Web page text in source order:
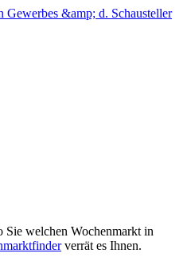
welchen Wochenmarkt in
verrät es Ihnen.